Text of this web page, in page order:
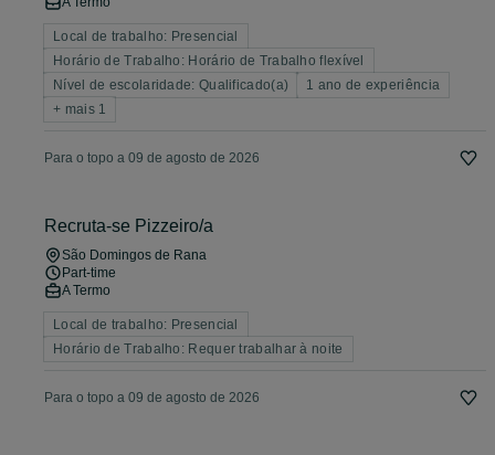
Local de trabalho: Presencial
Horário de Trabalho: Horário de Trabalho flexível
Nível de escolaridade: Qualificado(a)
1 ano de experiência
+ mais 1
Para o topo a 09 de agosto de 2026
Recruta-se Pizzeiro/a
São Domingos de Rana
Part-time
A Termo
Local de trabalho: Presencial
Horário de Trabalho: Requer trabalhar à noite
Para o topo a 09 de agosto de 2026